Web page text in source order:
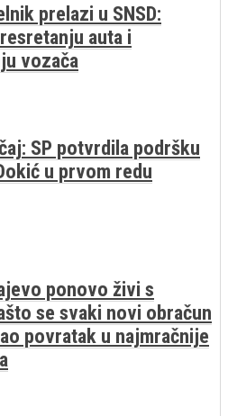
prelazi u SNSD:
auta i
vozača
SP potvrdila podršku
u prvom redu
ponovo živi s
se svaki novi obračun
povratak u najmračnije